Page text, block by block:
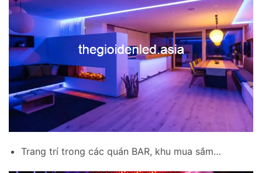
Trang trí trong các quán BAR, khu mua sắm…